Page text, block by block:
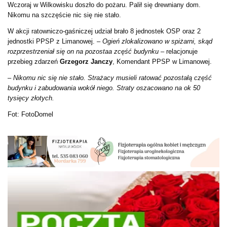
Wczoraj w Wilkowisku doszło do pożaru. Palił się drewniany dom.
Nikomu na szczęście nic się nie stało.
W akcji ratowniczo-gaśniczej udział brało 8 jednostek OSP oraz 2
jednostki PPSP z Limanowej. – Ogień zlokalizowano w spiżarni, skąd
rozprzestrzeniał się on na pozostaa zcęść budynku –relacjonuje
przebieg zdarzeń Grzegorz Janczy , Komendant PPSP w Limanowej.
– Nikomu nic się nie stało. Strażacy musieli ratować pozostałą część
budynku i zabudowania wokół niego. Straty oszacowano na ok 50
tysięcy złotych.
Fot: FotoDomel